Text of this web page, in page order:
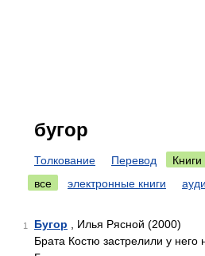
бугор
Толкование Перевод
Книги
все
электронные книги
1 Бугор , Илья Рясной (2000)
Брата Костю застрелили у него